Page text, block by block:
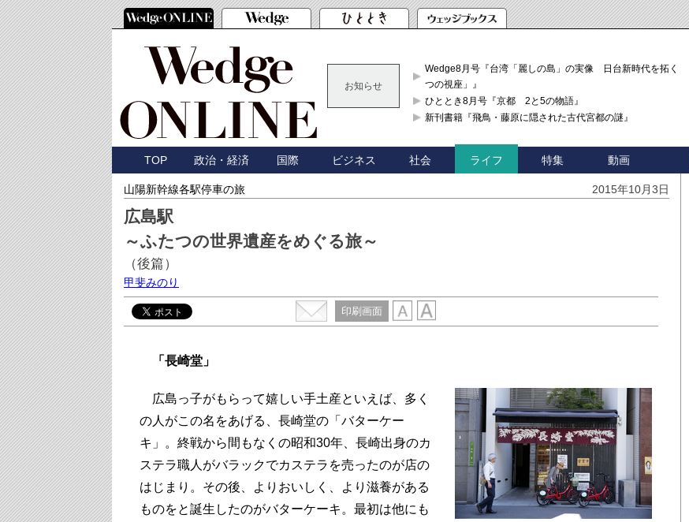
お知らせ
Wedge8月号『台湾「麗しの島」の実像 日台新時代を拓く「3
つの視座」』
ひととき8月号『京都 2と5の物語』
新刊書籍『飛鳥・藤原に隠された古代宮都の謎』
TOP 政治・経済 国際 ビジネス 社会 ライフ 特集 動画
山陽新幹線各駅停車の旅 2015年10月3日
広島駅
～ふたつの世界遺産をめぐる旅～
（後篇）
甲斐みのり
印刷画面
「長崎堂」
広島っ子がもらって嬉しい手土産といえば、多く
の人がこの名をあげる、長崎堂の「バターケー
キ」。終戦から間もなくの昭和30年、長崎出身のカ
ステラ職人がバラックでカステラを売ったのが店の
はじまり。その後、よりおいしく、より滋養がある
ものをと誕生したのがバターケーキ。最初は他にも